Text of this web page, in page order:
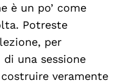
è un po’ come
Potreste
per
una sessione
veramente